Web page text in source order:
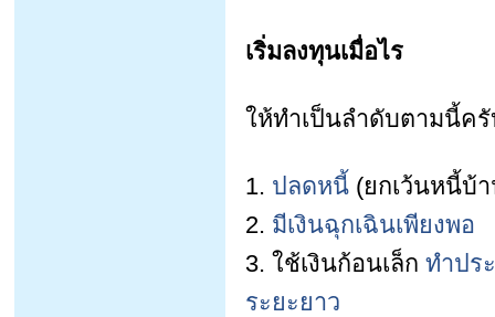
เริ่มลงทุนเมื่อไร
ให้ทำเป็นลำดับตามนี้ค
1. ปลดหนี้ (ยกเว้นหนี้บ้
2. มีเงินฉุกเฉินเพียงพอ
3. ใช้เงินก้อนเล็ก ทำปร
ระยะยาว